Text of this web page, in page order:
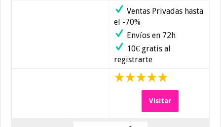
Ventas Privadas hasta
el -70%
Envíos en 72h
10€ gratis al
registrarte
Visitar